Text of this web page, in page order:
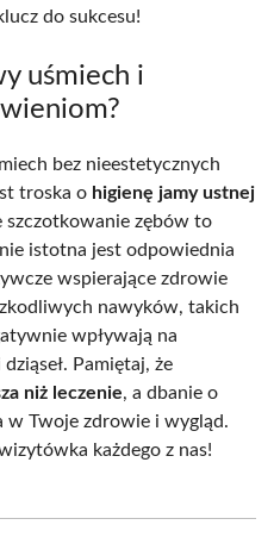
do sukcesu!
uśmiech i
bez nieestetycznych
troska o higienę jamy ustnej
szczotkowanie zębów to
istotna jest odpowiednia
wspierające zdrowie
nawyków, takich
wpływają na
Pamiętaj, że
niż leczenie, a dbanie o
w Twoje zdrowie i wygląd.
każdego z nas!